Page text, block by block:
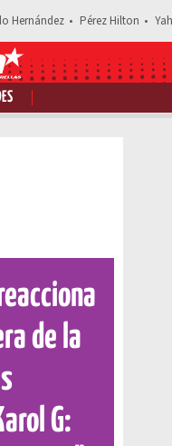
Hernández Pérez Hilton
Comparte esta noticia
de la
G: